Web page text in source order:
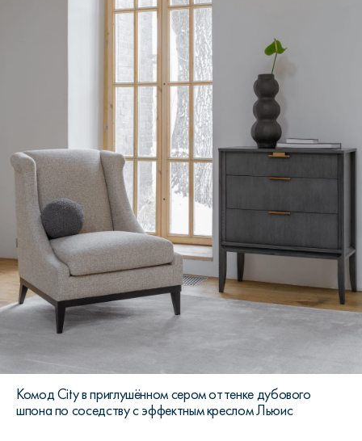
Комод City в приглушённом сером оттенке дубового
шпона по соседству с эффектным креслом Льюис